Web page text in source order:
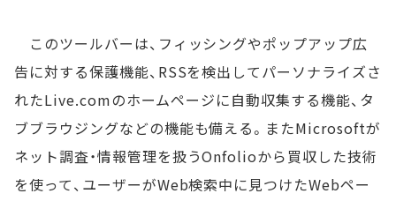
このツールバーは、フィッシングやポップアップ広
告に対する保護機能、RSSを検出してパーソナライズさ
れたLive.comのホームページに自動収集する機能、タ
ブブラウジングなどの機能も備える。またMicrosoftが
ネット調査・情報管理を扱うOnfolioから買収した技術
を使って、ユーザーがWeb検索中に見つけたWebペー